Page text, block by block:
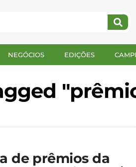
NEGÓCIOS EDIÇÕES
de prêmios da